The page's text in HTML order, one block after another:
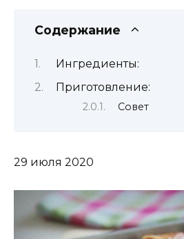
Содержание
Ингредиенты:
Приготовление:
Совет
29 июля 2020